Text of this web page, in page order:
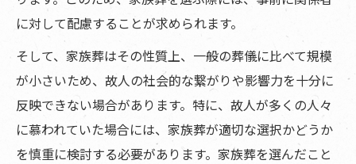
に対して配慮することが求められます。
そして、家族葬はその性質上、一般の葬儀に比べて規模
が小さいため、故人の社会的な繋がりや影響力を十分に
反映できない場合があります。特に、故人が多くの人々
に慕われていた場合には、家族葬が適切な選択かどうか
を慎重に検討する必要があります。家族葬を選んだこと